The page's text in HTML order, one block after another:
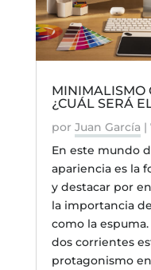
MINIMALISMO
¿CUÁL SERÁ
por Juan García |
En este mundo
apariencia es la
y destacar por
la importancia
como la
dos corrientes
protagonismo